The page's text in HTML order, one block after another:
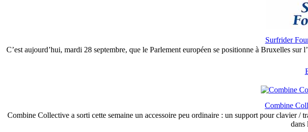
Surfrider
C’est aujourd’hui, mardi 28 septembre, que le Parlement européen se positionne à Bruxelles
Combine
Combine Collective a sorti cette semaine un accessoire peu ordinaire : un support pour clavier
dans